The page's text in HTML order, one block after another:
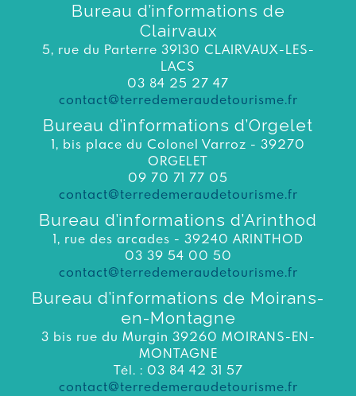
Bureau d’informations de
Clairvaux
5, rue du Parterre 39130 CLAIRVAUX-LES-
LACS
03 84 25 27 47
contact@terredemeraudetourisme.fr
Bureau d’informations d’Orgelet
1, bis place du Colonel Varroz - 39270
ORGELET
09 70 71 77 05
contact@terredemeraudetourisme.fr
Bureau d’informations d’Arinthod
1, rue des arcades - 39240 ARINTHOD
03 39 54 00 50
contact@terredemeraudetourisme.fr
Bureau d’informations de Moirans-
en-Montagne
3 bis rue du Murgin 39260 MOIRANS-EN-
MONTAGNE
Tél. : 03 84 42 31 57
contact@terredemeraudetourisme.fr